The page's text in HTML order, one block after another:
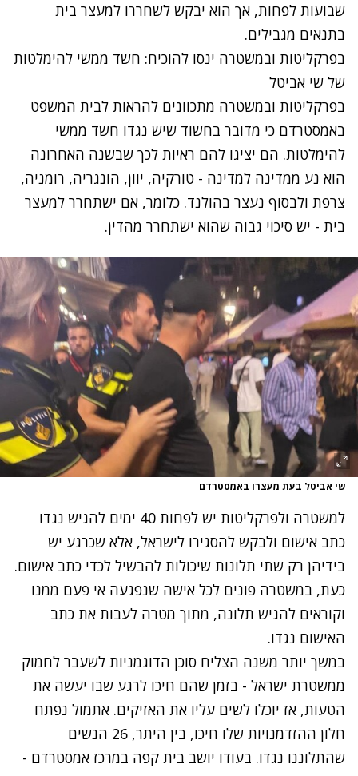
שבועות לפחות, אך הוא יבקש לשחררו למעצר בית
בתנאים מגבילים.
בפרקליטות ובמשטרה ינסו להוכיח: חשד ממשי להימלטות
של שי אביטל
בפרקליטות ובמשטרה מתכוונים להראות לבית המשפט
באמסטרדם כי מדובר בחשוד שיש נגדו חשד ממשי
להימלטות. הם יציגו להם ראיות לכך שבשנה האחרונה
הוא נע ממדינה למדינה - טורקיה, יוון, הונגריה, רומניה,
צרפת ולבסוף נעצר בהולנד. כלומר, אם ישתחרר למעצר
בית - יש סיכוי גבוה שהוא ישתחרר מהדין.
שי אביטל בעת מעצרו באמסטרדם
למשטרה ולפרקליטות יש לפחות 40 ימים להגיש נגדו
כתב אישום ולבקש להסגירו לישראל, אלא שכרגע יש
בידיהן רק שתי תלונות שיכולות להבשיל לכדי כתב אישום.
כעת, במשטרה פונים לכל אישה שנפגעה אי פעם ממנו
וקוראים להגיש תלונה, מתוך מטרה לעבות את כתב
האישום נגדו.
במשך יותר משנה הצליח סוכן הדוגמניות לשעבר לחמוק
ממשטרת ישראל - בזמן שהם חיכו לרגע שבו יעשה את
הטעות, אז יוכלו לשים עליו את האזיקים. אתמול נפתח
חלון ההזדמנויות שלו חיכו, בין היתר, 26 הנשים
שהתלוננו נגדו. בעודו יושב בית קפה במרכז אמסטרדם -